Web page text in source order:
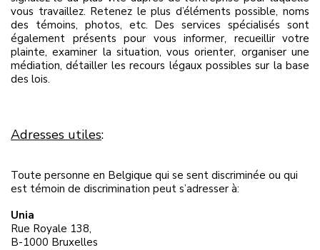
vous travaillez. Retenez le plus d’éléments possible, noms
des témoins, photos, etc. Des services spécialisés sont
également présents pour vous informer, recueillir votre
plainte, examiner la situation, vous orienter, organiser une
médiation, détailler les recours légaux possibles sur la base
des lois.
Adresses utiles:
Toute personne en Belgique qui se sent discriminée ou qui
est témoin de discrimination peut s’adresser à:
Unia
Rue Royale 138,
B-1000 Bruxelles